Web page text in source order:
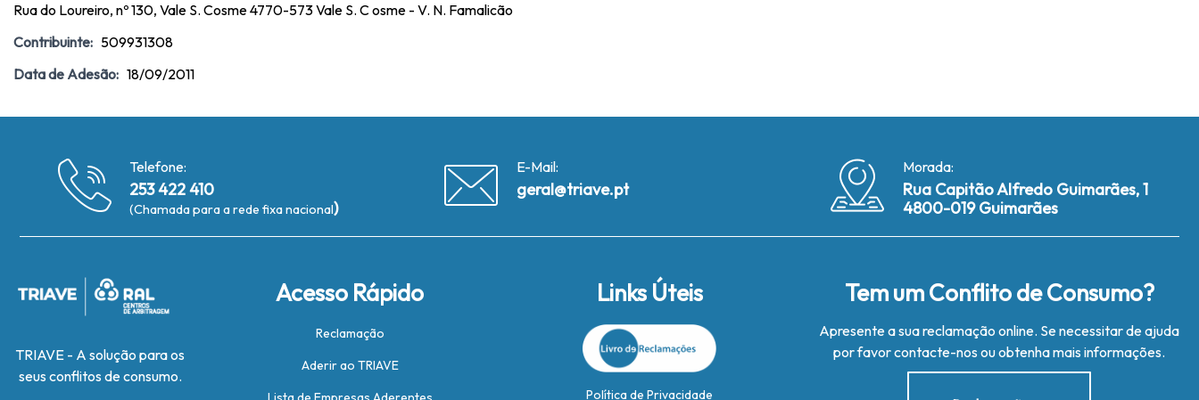
Rua do Loureiro, nº 130, Vale S. Cosme 4770-573 Vale S. C osme - V. N. Famalicão
Contribuinte: 509931308
Data de Adesão: 18/09/2011
Telefone:
253 422 410
(Chamada para a rede fixa nacional)
E-Mail:
geral@triave.pt
Morada:
Rua Capitão Alfredo Guimarães, 1
4800-019 Guimarães
TRIAVE - A solução para os
seus conflitos de consumo.
Acesso Rápido
Reclamação
Aderir ao TRIAVE
Links Úteis
Política de Privacidade
Tem um Conflito de Consumo?
Apresente a sua reclamação online. Se necessitar de ajuda
por favor contacte-nos ou obtenha mais informações.